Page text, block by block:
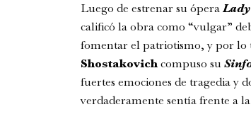
Luego de estrenar su ópera
calificó la obra como “vulgar”
fomentar el patriotismo, y por lo
Shostakovich compuso su
fuertes emociones de tragedia y
verdaderamente sentía frente a